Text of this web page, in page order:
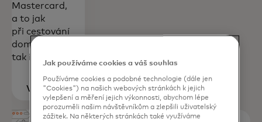
Mastercard,
a to jak
při cestování
doma,
tak i v zahraničí.
Více
informací
Jak používáme cookies a váš souhlas
Používáme cookies a podobné technologie (dále jen
"Cookies") na našich webových stránkách k jejich
vylepšení a měření jejich výkonnosti, abychom lépe
porozuměli našim návštěvníkům a zlepšili uživatelský
zážitek. Na některých stránkách také využíváme